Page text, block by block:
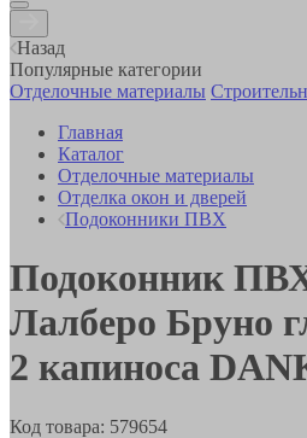
Назад
Популярные категории
Отделочные материалы
Главная
Каталог
Отделочные материалы
Отделка окон и дверей
Подоконники ПВХ
Подоконник
Лалберо Бруно
2 капиноса
Код товара: 579654